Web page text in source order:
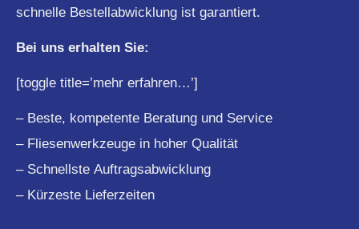
schnelle Bestellabwicklung ist garantiert.
Bei uns erhalten Sie:
[toggle title=’mehr erfahren…’]
– Beste, kompetente Beratung und Service
– Fliesenwerkzeuge in hoher Qualität
– Schnellste Auftragsabwicklung
– Kürzeste Lieferzeiten